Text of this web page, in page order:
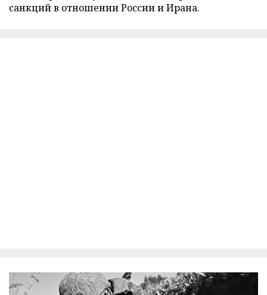
санкций в отношении России и Ирана.